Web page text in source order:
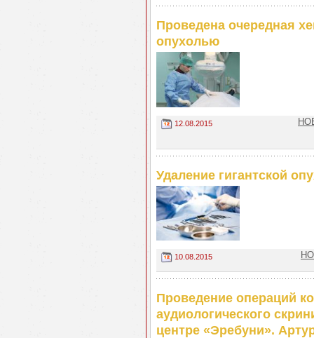
Проведена очередная
опухолью
12.08.2015
Удаление гигантской
10.08.2015
Проведение операций
аудиологического
центре «Эребуни».